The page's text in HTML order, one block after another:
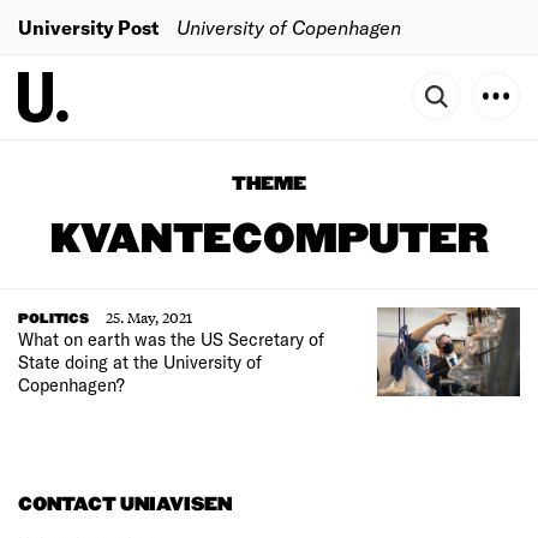
University Post University of Copenhagen
THEME
KVANTECOMPUTER
POLITICS
25. May, 2021
What on earth was the US Secretary of
State doing at the University of
Copenhagen?
CONTACT UNIAVISEN